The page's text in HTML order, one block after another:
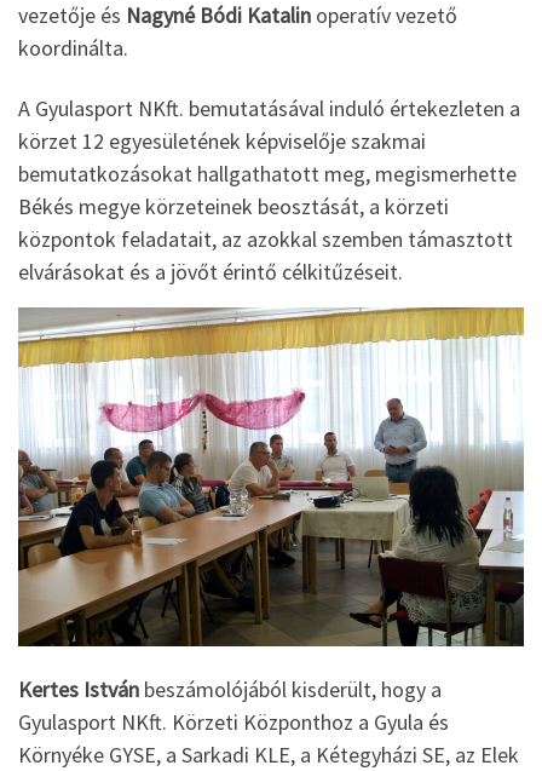
vezetője és Nagyné Bódi Katalin operatív vezető
koordinálta.
A Gyulasport NKft. bemutatásával induló értekezleten a
körzet 12 egyesületének képviselője szakmai
bemutatkozásokat hallgathatott meg, megismerhette
Békés megye körzeteinek beosztását, a körzeti
központok feladatait, az azokkal szemben támasztott
elvárásokat és a jövőt érintő célkitűzéseit.
Kertes István beszámolójából kisderült, hogy a
Gyulasport NKft. Körzeti Központhoz a Gyula és
Környéke GYSE, a Sarkadi KLE, a Kétegyházi SE, az Elek